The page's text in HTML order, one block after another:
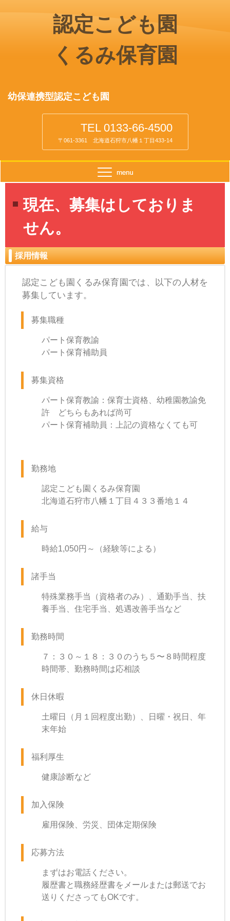
認定こども園
くるみ保育園
幼保連携型認定こども園
TEL 0133-66-4500
〒061-3361 北海道石狩市八幡１丁目433-14
現在、募集はしておりま
せん。
採用情報
認定こども園くるみ保育園では、以下の人材を
募集しています。
募集職種
パート保育教諭
パート保育補助員
募集資格
パート保育教諭：保育士資格、幼稚園教諭免
許 どちらもあれば尚可
パート保育補助員：上記の資格なくても可
勤務地
認定こども園くるみ保育園
北海道石狩市八幡１丁目４３３番地１４
給与
時給1,050円～（経験等による）
諸手当
特殊業務手当（資格者のみ）、通勤手当、扶
養手当、住宅手当、処遇改善手当など
勤務時間
７：３０～１８：３０のうち５〜８時間程度
時間帯、勤務時間は応相談
休日休暇
土曜日（月１回程度出勤）、日曜・祝日、年
末年始
福利厚生
健康診断など
加入保険
雇用保険、労災、団体定期保険
応募方法
まずはお電話ください。
履歴書と職務経歴書をメールまたは郵送でお
送りくださってもOKです。